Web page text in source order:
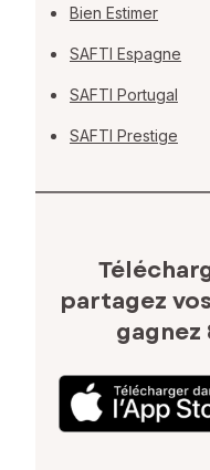
Bien Estimer
SAFTI Espagne
SAFTI Portugal
SAFTI Prestige
partagez
gagnez